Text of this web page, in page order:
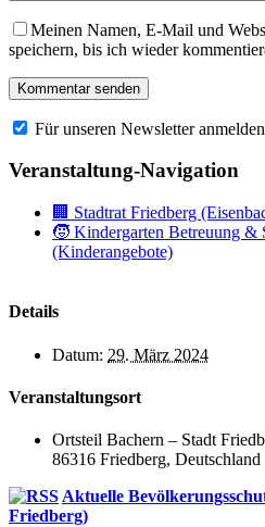
Meinen Namen, E-Mail und
speichern, bis ich wieder
Für unseren Newsletter anmelden
Veranstaltung-Navigation
🏢 Stadtrat Friedberg
🧒 Kindergarten Betreuung &
(Kinderangebote)
Details
Datum: 29. März 2024
Veranstaltungsort
Ortsteil Bachern – Stadt
86316 Friedberg, Deutschland
Aktuelle
Friedberg)